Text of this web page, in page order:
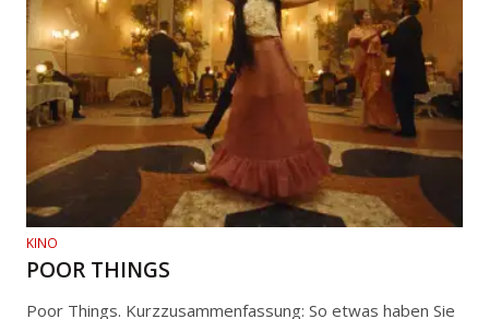
KINO
POOR THINGS
Poor Things. Kurzzusammenfassung: So etwas haben Sie